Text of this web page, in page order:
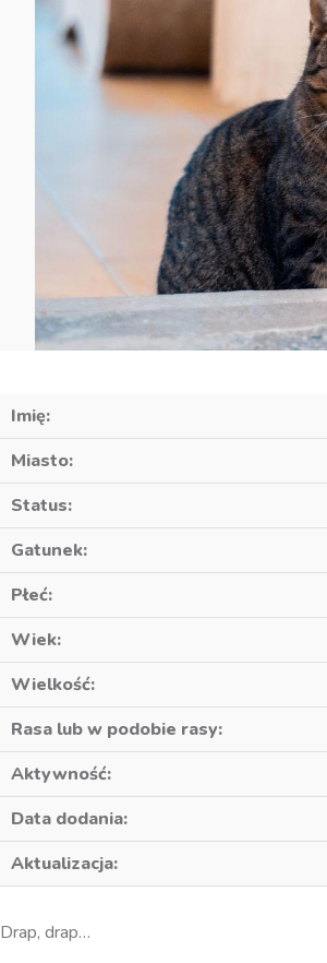
Imię:
Miasto:
Status:
Gatunek:
Płeć:
Wiek:
Wielkość:
Rasa lub w podobie rasy:
Aktywność:
Data dodania:
Aktualizacja:
Drap, drap…